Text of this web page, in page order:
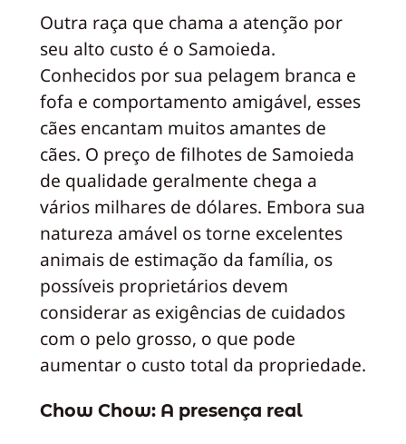
Outra raça que chama a atenção por
seu alto custo é o Samoieda.
Conhecidos por sua pelagem branca e
fofa e comportamento amigável, esses
cães encantam muitos amantes de
cães. O preço de filhotes de Samoieda
de qualidade geralmente chega a
vários milhares de dólares. Embora sua
natureza amável os torne excelentes
animais de estimação da família, os
possíveis proprietários devem
considerar as exigências de cuidados
com o pelo grosso, o que pode
aumentar o custo total da propriedade.
Chow Chow: A presença real